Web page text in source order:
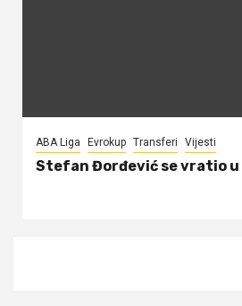
ABA Liga Evrokup Transferi Vijesti
Stefan Đorđević se vratio u